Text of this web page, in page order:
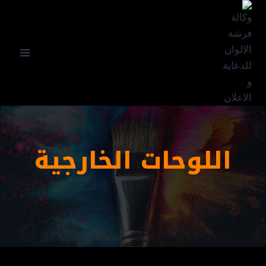
اللوحات الخارجية